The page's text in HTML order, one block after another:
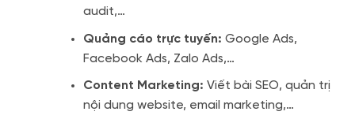
audit,…
Quảng cáo trực tuyến: Google Ads,
Facebook Ads, Zalo Ads,…
Content Marketing: Viết bài SEO, quản trị
nội dung website, email marketing,…